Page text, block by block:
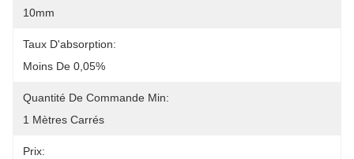
10mm
Taux D'absorption:
Moins De 0,05%
Quantité De Commande Min:
1 Mètres Carrés
Prix: